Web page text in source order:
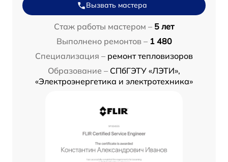
Вызвать мастера
Стаж работы мастером – 5 лет
Выполнено ремонтов – 1 480
Специализация – ремонт тепловизоров
Образование – СПбГЭТУ «ЛЭТИ»,
«Электроэнергетика и электротехника»